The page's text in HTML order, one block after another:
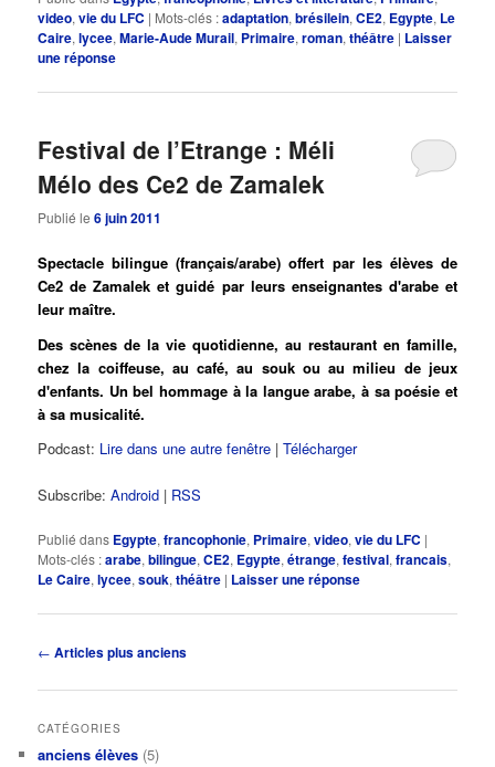
video,vie du LFC | Mots-clés :adaptation,brésilein,CE2, Egypte, Le
Caire,lycee,Marie-Aude Murail, Primaire,roman,théâtre | Laisser
une réponse
Festival de l’Etrange : Méli
Mélo des Ce2 de Zamalek
Publié le6 juin 2011
Spectacle bilingue (français/arabe) offert par les élèves de
Ce2 de Zamalek et guidé par leurs enseignantes d'arabe et
leur maître.
Des scènes de la vie quotidienne, au restaurant en famille,
chez la coiffeuse, au café, au souk ou au milieu de jeux
d'enfants. Un bel hommage à la langue arabe, à sa poésie et
à sa musicalité.
Podcast: Lire dans une autre fenêtre |Télécharger
Subscribe:Android | RSS
Publié dans Egypte,francophonie, Primaire,video,vie du LFC |
Mots-clés :arabe,bilingue,CE2, Egypte,étrange,festival,francais,
Le Caire,lycee,souk,théâtre | Laisser une réponse
Navigation
articles
← Articles plus anciens
CATÉGORIES
anciens élèves (5)